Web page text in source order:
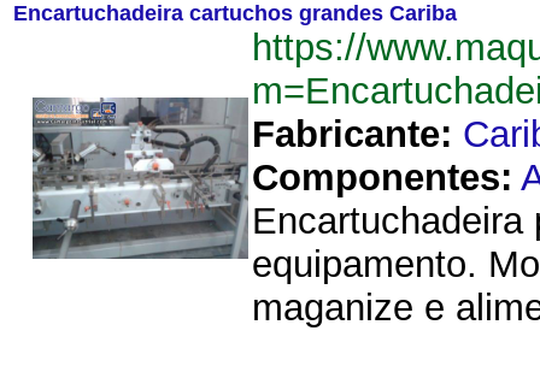
Encartuchadeira cartuchos grandes Cariba
https://
Fabricante:
Componentes:
Encartuchadeira
equipamento.
maganize e